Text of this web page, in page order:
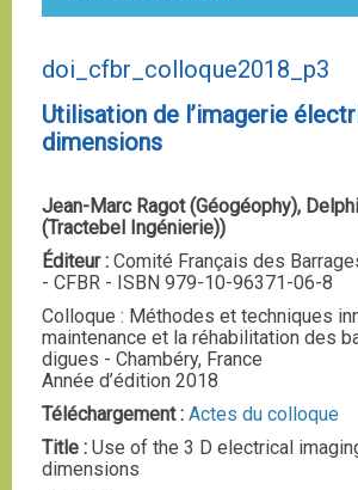
doi_cfbr_colloque2018_p3
Utilisation de l’imagerie
dimensions
Jean-Marc Ragot (Géogéophy),
(Tractebel Ingénierie))
Éditeur : Comité Français des
- CFBR - ISBN 979-10-96371-06-8
Colloque : Méthodes et techniques
maintenance et la réhabilitation des
digues - Chambéry, France
Année d’édition 2018
Téléchargement : Actes du colloque
Title : Use of the 3 D electrical
dimensions